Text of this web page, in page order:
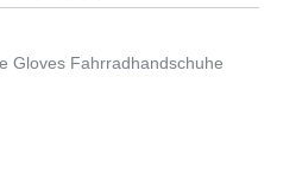
Gloves Fahrradhandschuhe